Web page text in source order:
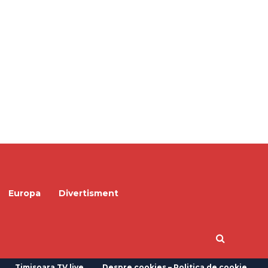
Europa Divertisment